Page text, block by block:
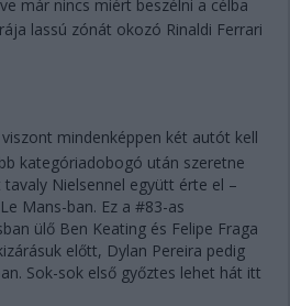
már nincs miért beszélni a célba
lassú zónát okozó Rinaldi Ferrari
mindenképpen két autót kell
kategóriadobogó után szeretne
Nielsennel együtt érte el –
Mans-ban. Ez a #83-as
ülő Ben Keating és Felipe Fraga
előtt, Dylan Pereira pedig
Sok-sok első győztes lehet hát itt